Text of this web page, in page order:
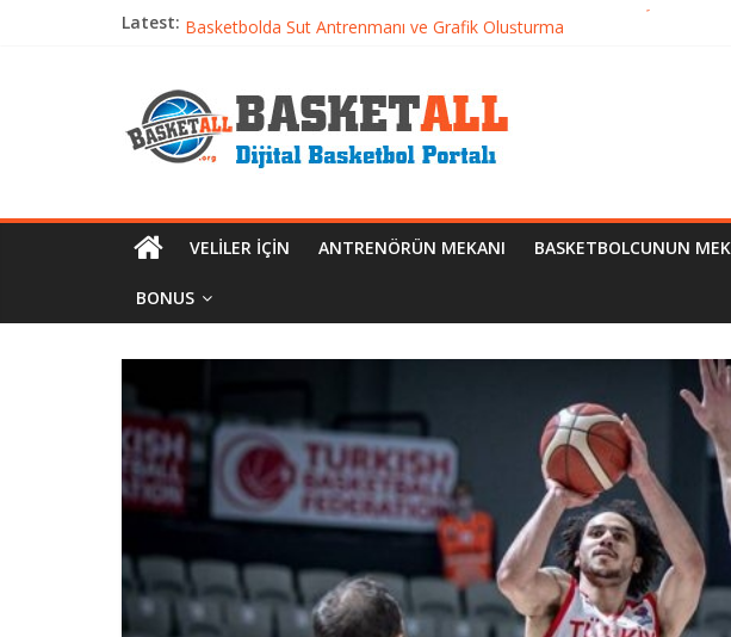
Latest: Basketbolcu Beslenmesi: Performansı Artıran Bilimsel Yaklaşımlar
Dünyanın En İyi Basketbol Takımı: Gerçek Şampiyon Kim?
Etkili Basketbol Antrenmanı Nasıl Olmalı
VELILER İÇIN ANTRENÖRÜN MEKANI BASKETBOLCUNUN
BONUS